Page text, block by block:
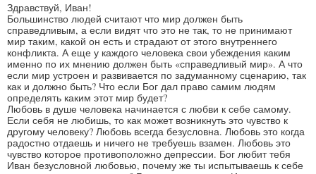
Здравствуй, Иван!
Большинство людей считают что мир должен быть
справедливым, а если видят что это не так, то не принимают
мир таким, какой он есть и страдают от этого внутреннего
конфликта. А еще у каждого человека свои убеждения каким
именно по их мнению должен быть «справедливый мир». А что
если мир устроен и развивается по задуманному сценарию, так
как и должно быть? Что если Бог дал право самим людям
определять каким этот мир будет?
Любовь в душе человека начинается с любви к себе самому.
Если себя не любишь, то как может возникнуть это чувство к
другому человеку? Любовь всегда безусловна. Любовь это когда
радостно отдаешь и ничего не требуешь взамен. Любовь это
чувство которое противоположно депрессии. Бог любит тебя
Иван безусловной любовью, почему же ты испытываешь к себе